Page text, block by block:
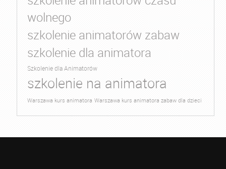
wolnego
szkolenie animatorów zabaw
szkolenie dla animatora
Szkolenie dla Animatorów
szkolenie na animatora
Warszawa kurs animatora Warszawa kurs animatora zabaw dla dzieci